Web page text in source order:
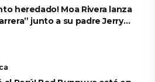
heredado! Moa Rivera lanza
junto a su padre Jerry